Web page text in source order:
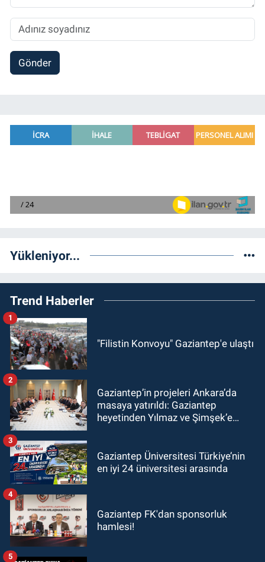
Gönder
Yükleniyor...
Trend Haberler
"Filistin Konvoyu" Gaziantep'e ulaştı
1
Gaziantep’in projeleri Ankara’da
masaya yatırıldı: Gaziantep
heyetinden Yılmaz ve Şimşek’e
2
Gaziantep Üniversitesi Türkiye’nin
en iyi 24 üniversitesi arasında
3
Gaziantep FK'dan sponsorluk
hamlesi!
4
5